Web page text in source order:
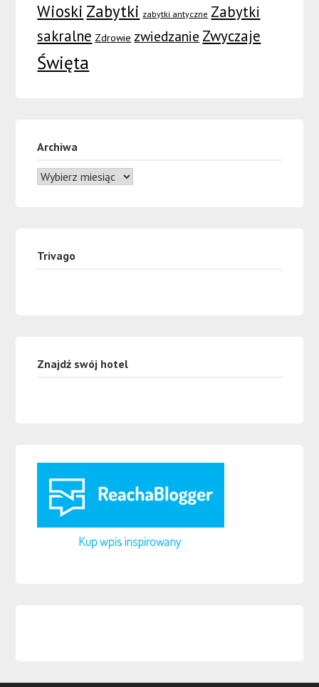
Wioski Zabytki zabytki antyczne Zabytki
sakralne Zdrowie zwiedzanie Zwyczaje
Święta
Archiwa
Trivago
Znajdź swój hotel